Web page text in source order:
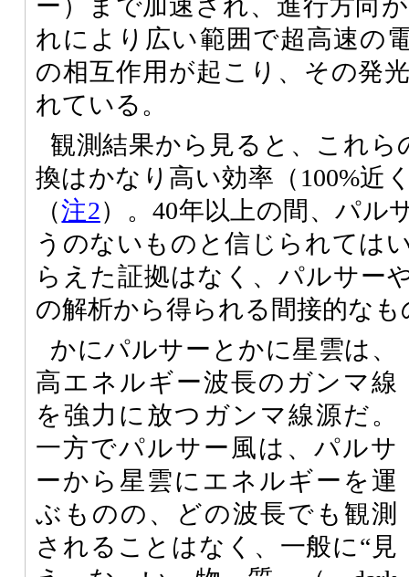
ー）まで加速され、進行方向
れにより広い範囲で超高速の
の相互作用が起こり、その発
れている。
観測結果から見ると、これら
換はかなり高い効率（100%近
（注2）。40年以上の間、パル
うのないものと信じられては
らえた証拠はなく、パルサー
の解析から得られる間接的な
かにパルサーとかに星雲は、
高エネルギー波長のガンマ線
を強力に放つガンマ線源だ。
一方でパルサー風は、パルサ
ーから星雲にエネルギーを運
ぶものの、どの波長でも観測
されることはなく、一般に“見